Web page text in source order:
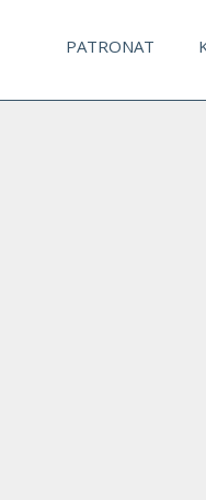
PATRONAT